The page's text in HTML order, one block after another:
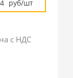
руб/шт
с НДС